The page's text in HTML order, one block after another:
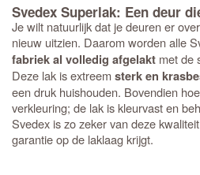
Svedex Superlak: Een deur
Je wilt natuurlijk dat je deuren er
nieuw uitzien. Daarom worden alle
fabriek al volledig afgelakt met de
Deze lak is extreemsterk en
een druk huishouden. Bovendien
verkleuring; de lak is kleurvast en
Svedex is zo zeker van deze
garantie op de laklaag krijgt.